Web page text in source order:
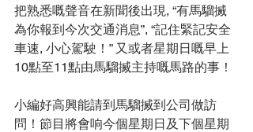
把熟悉嘅聲音在新聞後出現, “有馬騮搣
為你報到今次交通消息”, “記住緊記安全
車速, 小心駕駛！” 又或者星期日嘅早上
10點至11點由馬騮搣主持嘅馬路的事！
小編好高興能請到馬騮搣到公司做訪
問！節目將會响今個星期日及下個星期